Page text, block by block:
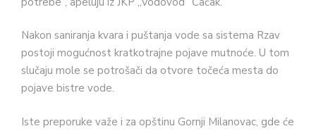
Nakon saniranja kvara i puštanja vode sa sistema Rzav
postoji mogućnost kratkotrajne pojave mutnoće. U tom
slučaju mole se potrošači da otvore točeća mesta do
pojave bistre vode.
Iste preporuke važe i za opštinu Gornji Milanovac, gde će